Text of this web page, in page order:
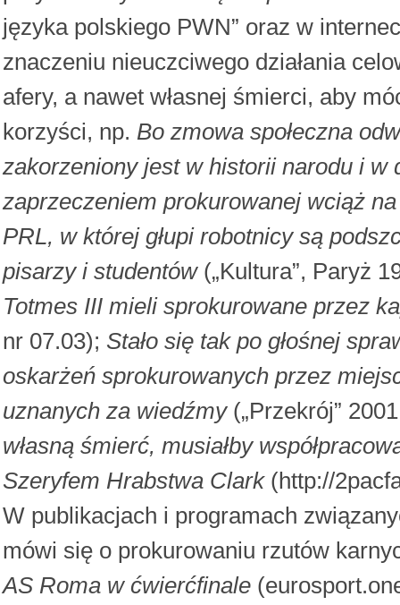
języka polskiego PWN” oraz w
znaczeniu nieuczciwego działania
afery, a nawet własnej śmierci, aby
korzyści, np. Bo zmowa społeczna
zakorzeniony jest w historii narodu i w
zaprzeczeniem prokurowanej wciąż
PRL, w której głupi robotnicy są
pisarzy i studentów(„Kultura”, Paryż
Totmes III mieli sprokurowane przez
nr 07.03); Stało się tak po głośnej
oskarżeń sprokurowanych przez
uznanych za wiedźmy(„Przekrój”
własną śmierć, musiałby
Szeryfem Hrabstwa Clark(http://
W publikacjach i programach
mówi się o prokurowaniu rzutów
AS Roma w ćwierćfinale